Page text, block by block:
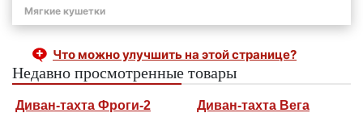
Мягкие кушетки
Что можно улучшить на этой странице?
Недавно просмотренные товары
Диван-тахта Фроги-2 Диван-тахта Вега